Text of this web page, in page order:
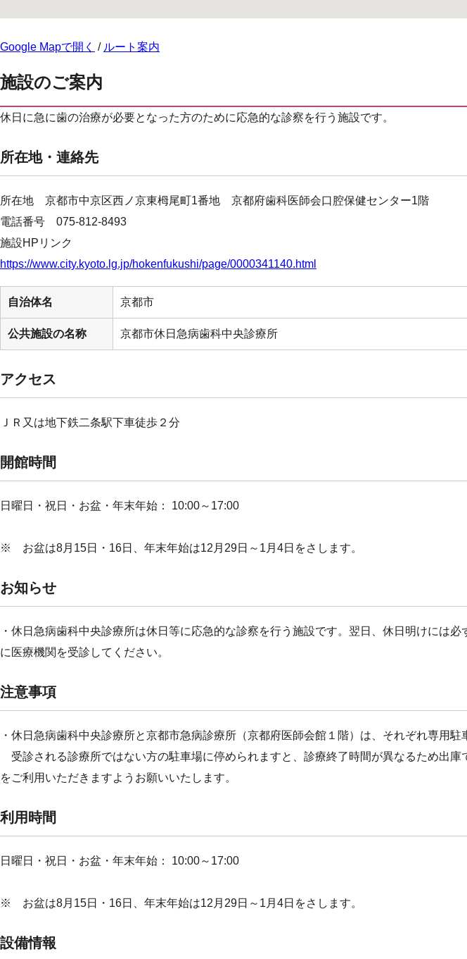
Google Mapで開く / ルート案内
施設のご案内
休日に急に歯の治療が必要となった方のために応急的な診察を行う施設です。
所在地・連絡先
所在地 京都市中京区西ノ京東栂尾町1番地 京都府歯科医師会口腔保健センター1階
電話番号 075-812-8493
施設HPリンク
https://www.city.kyoto.lg.jp/hokenfukushi/page/0000341140.html
自治体名 京都市
公共施設の名称 京都市休日急病歯科中央診療所
アクセス
ＪＲ又は地下鉄二条駅下車徒歩２分
開館時間
日曜日・祝日・お盆・年末年始： 10:00～17:00
※ お盆は8月15日・16日、年末年始は12月29日～1月4日をさします。
お知らせ
・休日急病歯科中央診療所は休日等に応急的な診察を行う施設です。翌日、休日明けには
に医療機関を受診してください。
注意事項
・休日急病歯科中央診療所と京都市急病診療所（京都府医師会館１階）は、それぞれ専用駐
受診される診療所ではない方の駐車場に停められますと、診療終了時間が異なるため出
をご利用いただきますようお願いいたします。
利用時間
日曜日・祝日・お盆・年末年始： 10:00～17:00
※ お盆は8月15日・16日、年末年始は12月29日～1月4日をさします。
設備情報